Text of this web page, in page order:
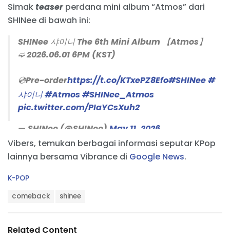
Simakteaserperdana mini album “Atmos” dari
SHINee di bawah ini:
SHINee 샤이니 The 6th Mini Album 【Atmos】
➫ 2026.06.01 6PM (KST)
💿Pre-orderhttps://t.co/KTxePZ8Efo#SHINee#
샤이니#Atmos#SHINee_Atmos
pic.twitter.com/PIaYCsXuh2
— SHINee (@SHINee) May 11, 2026
Vibers, temukan berbagai informasi seputar KPop
lainnya bersama Vibrance di Google News.
C
r
K-POP
:
comeback shinee
Related Content